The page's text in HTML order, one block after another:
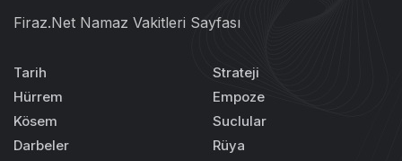
Firaz.Net Namaz Vakitleri Sayfası
Tarih
Hürrem
Kösem
Darbeler
Strateji
Empoze
Suclular
Rüya